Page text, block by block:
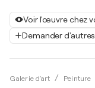
Voir l'œuvre chez
Demander
Galerie d'art Peinture